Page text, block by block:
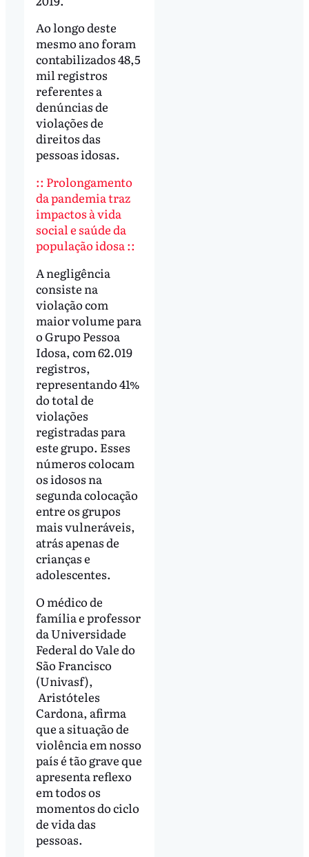
Ao longo deste
mesmo ano foram
contabilizados 48,5
mil registros
referentes a
denúncias de
violações de
direitos das
pessoas idosas.
:: Prolongamento
da pandemia traz
impactos à vida
social e saúde da
população idosa ::
A negligência
consiste na
violação com
maior volume para
o Grupo Pessoa
Idosa, com 62.019
registros,
representando 41%
do total de
violações
registradas para
este grupo. Esses
números colocam
os idosos na
segunda colocação
entre os grupos
mais vulneráveis,
atrás apenas de
crianças e
adolescentes.
O médico de
família e professor
da Universidade
Federal do Vale do
São Francisco
(Univasf),
Aristóteles
Cardona, afirma
que a situação de
violência em nosso
país é tão grave que
apresenta reflexo
em todos os
momentos do ciclo
de vida das
pessoas.